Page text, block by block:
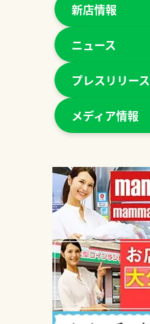
新店情報
ニュース
プレスリリース
メディア情報